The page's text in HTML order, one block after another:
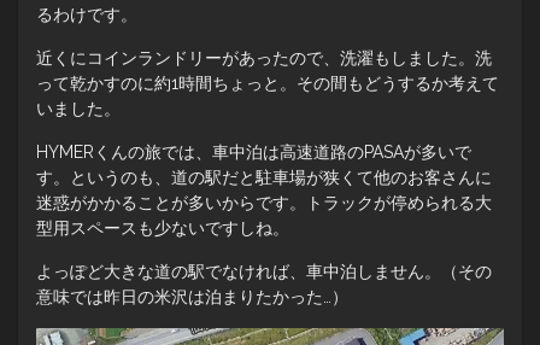
るわけです。
近くにコインランドリーがあったので、洗濯もしました。洗
って乾かすのに約1時間ちょっと。その間もどうするか考えて
いました。
HYMERくんの旅では、車中泊は高速道路のPASAが多いで
す。というのも、道の駅だと駐車場が狭くて他のお客さんに
迷惑がかかることが多いからです。トラックが停められる大
型用スペースも少ないですしね。
よっぽど大きな道の駅でなければ、車中泊しません。（その
意味では昨日の米沢は泊まりたかった…）